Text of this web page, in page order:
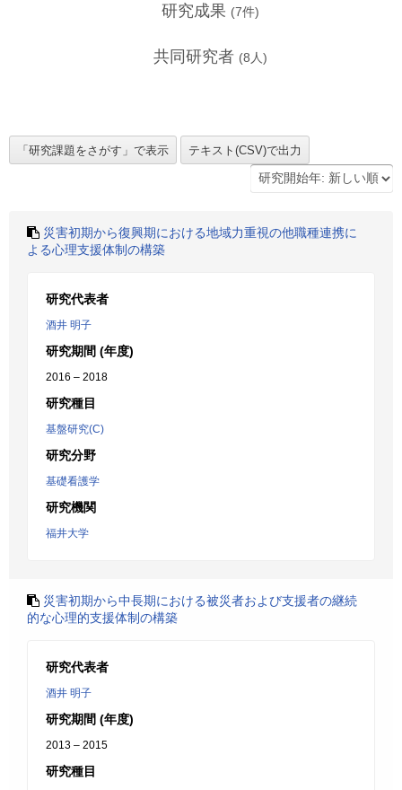
研究成果 (7件)
共同研究者 (8 人)
災害初期から復興期における地域力重視の他職種連携に
よる心理支援体制の構築
研究代表者
酒井 明子
研究期間 (年度)
2016 – 2018
研究種目
基盤研究(C)
研究分野
基礎看護学
研究機関
福井大学
災害初期から中長期における被災者および支援者の継続
的な心理的支援体制の構築
研究代表者
酒井 明子
研究期間 (年度)
2013 – 2015
研究種目